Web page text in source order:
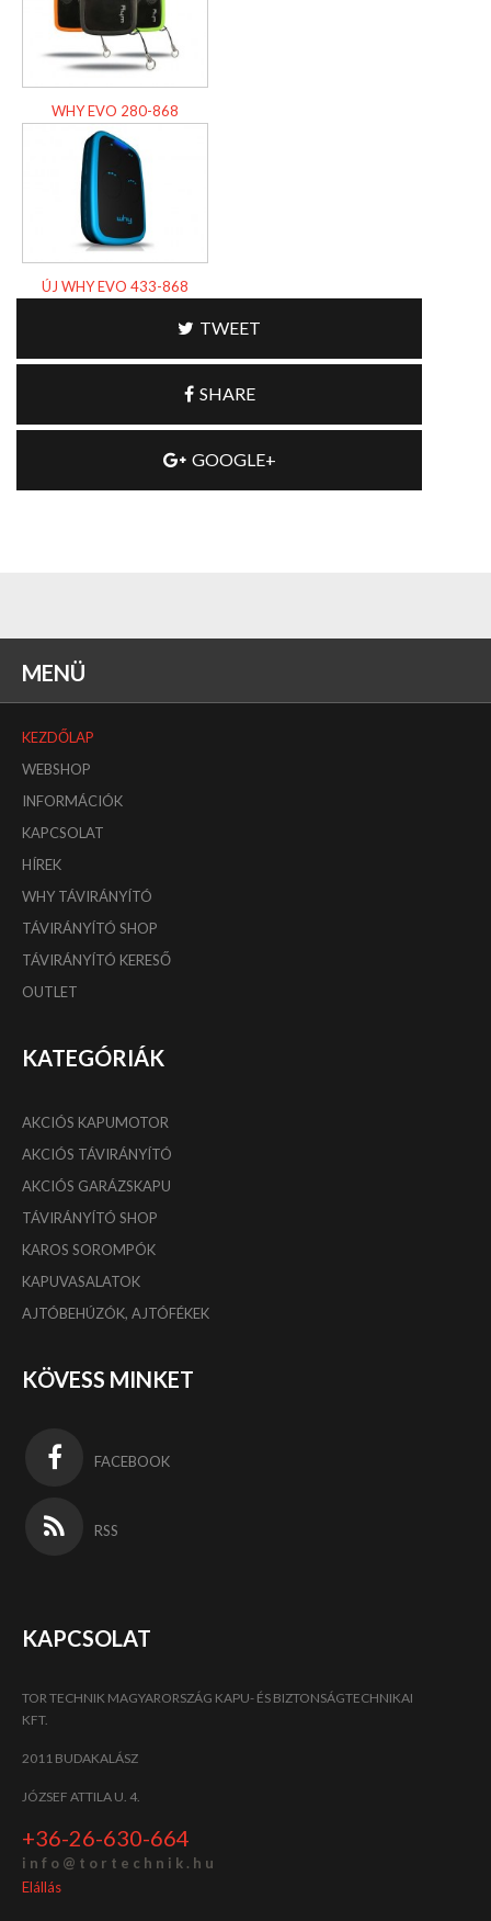
WHY EVO 280-868
ÚJ WHY EVO 433-868
TWEET
SHARE
GOOGLE+
MENÜ
KEZDŐLAP
WEBSHOP
INFORMÁCIÓK
KAPCSOLAT
HÍREK
WHY TÁVIRÁNYÍTÓ
TÁVIRÁNYÍTÓ SHOP
TÁVIRÁNYÍTÓ KERESŐ
OUTLET
KATEGÓRIÁK
AKCIÓS KAPUMOTOR
AKCIÓS TÁVIRÁNYÍTÓ
AKCIÓS GARÁZSKAPU
TÁVIRÁNYÍTÓ SHOP
KAROS SOROMPÓK
KAPUVASALATOK
AJTÓBEHÚZÓK, AJTÓFÉKEK
KÖVESS MINKET
FACEBOOK
RSS
KAPCSOLAT
TOR TECHNIK MAGYARORSZÁG KAPU- ÉS BIZTONSÁGTECHNIKAI
KFT.
2011 BUDAKALÁSZ
JÓZSEF ATTILA U. 4.
+36-26-630-664
i n f o @ t o r t e c h n i k . h u
Elállás